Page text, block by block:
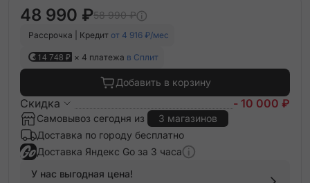
48 990 ₽58 990 ₽
Рассрочка | Кредит от 4 916 ₽/мес
14 748 ₽ × 4 платежа в Сплит
Добавить в корзину
Скидка - 10 000 ₽
Самовывоз сегодня из
3 магазинов
Доставка по городу бесплатно
Доставка Яндекс Go за 3 часа
У нас выгодная цена!